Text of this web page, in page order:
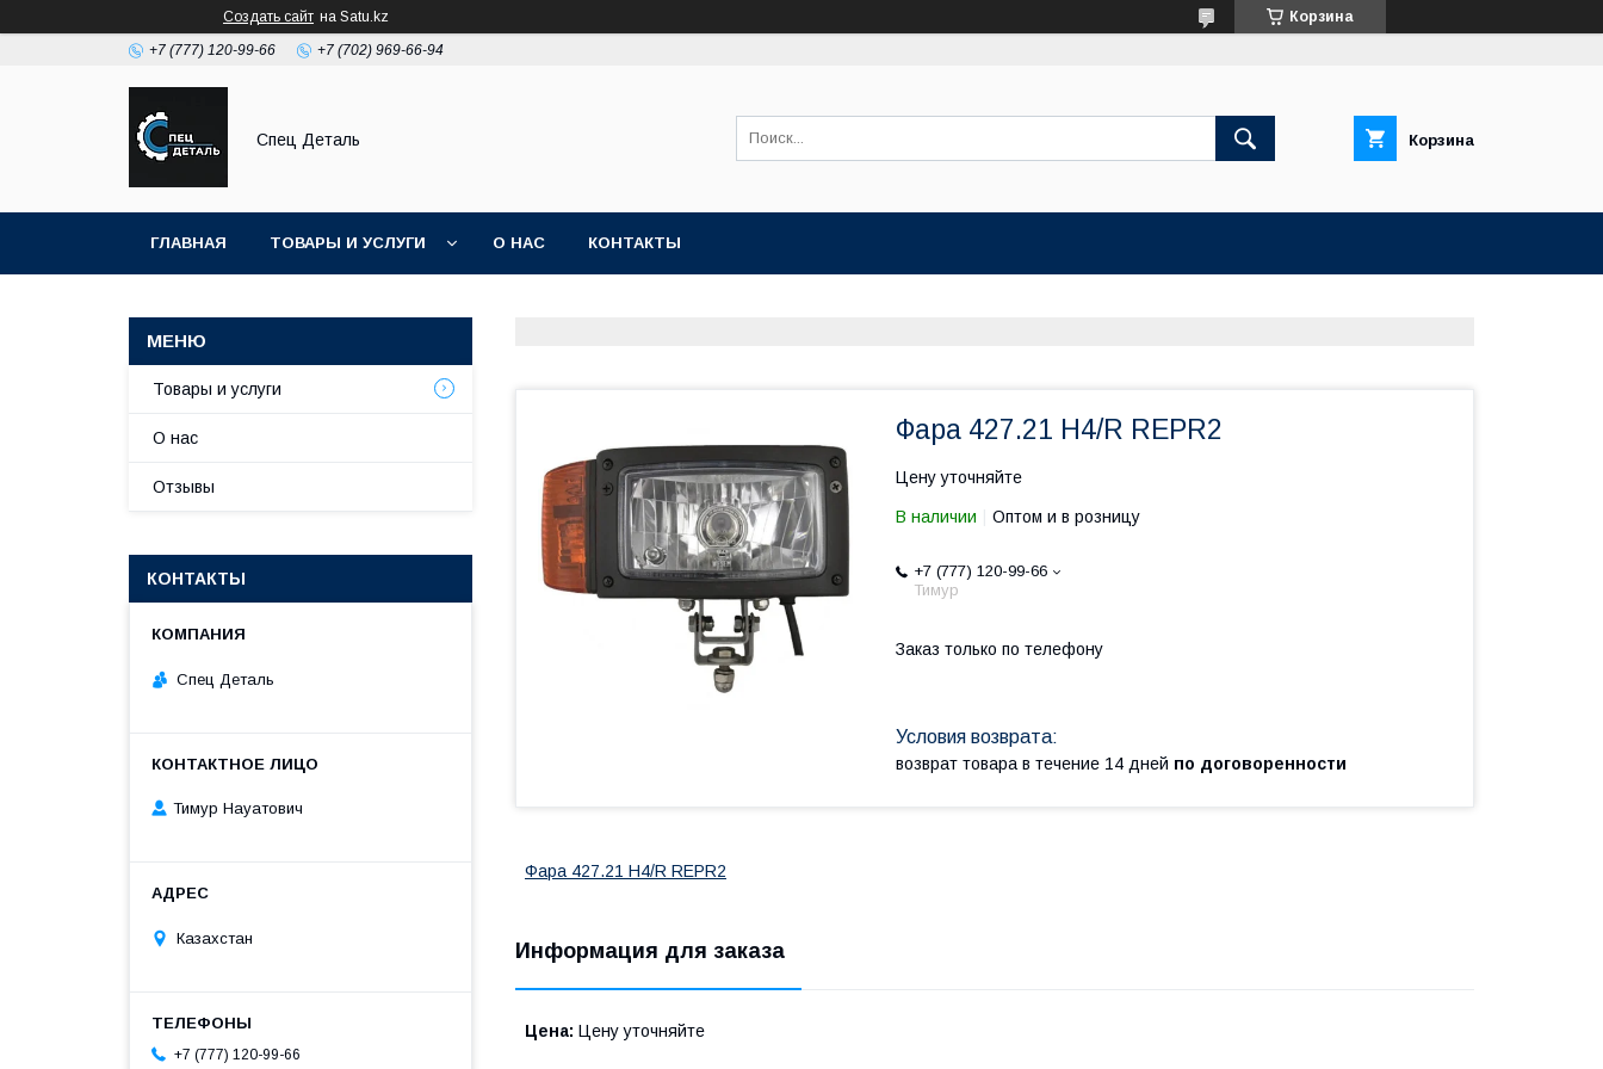
Создать сайт на Satu.kz Корзина
+7 (777) 120-99-66 +7 (702) 969-66-94
Спец Деталь Корзина
ГЛАВНАЯ ТОВАРЫ И УСЛУГИ О НАС КОНТАКТЫ
Фара 427.21 H4/R REPR2
Цену уточняйте
В наличии Оптом и в розницу
+7 (777) 120-99-66
Тимур
Заказ только по телефону
возврат товара в течение 14 дней по договоренности
Фара 427.21 H4/R REPR2
Информация для заказа
Цена: Цену уточняйте
Товары и услуги
О нас
Отзывы
КОНТАКТЫ
Спец Деталь
Тимур Науатович
Казахстан
+7 (777) 120-99-66